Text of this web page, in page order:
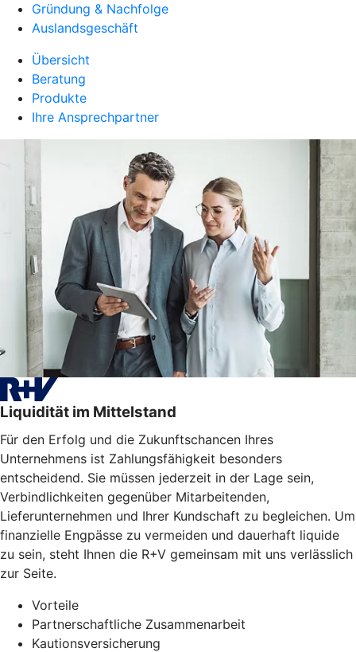
Gründung & Nachfolge
Auslandsgeschäft
Übersicht
Beratung
Produkte
Ihre Ansprechpartner
Liquidität im Mittelstand
Für den Erfolg und die Zukunftschancen Ihres
Unternehmens ist Zahlungsfähigkeit besonders
entscheidend. Sie müssen jederzeit in der Lage sein,
Verbindlichkeiten gegenüber Mitarbeitenden,
Lieferunternehmen und Ihrer Kundschaft zu begleichen. Um
finanzielle Engpässe zu vermeiden und dauerhaft liquide
zu sein, steht Ihnen die R+V gemeinsam mit uns verlässlich
zur Seite.
Vorteile
Partnerschaftliche Zusammenarbeit
Kautionsversicherung